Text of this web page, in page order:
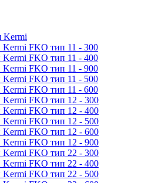
Kermi
Kermi FKO тип 11 - 300
Kermi FKO тип 11 - 400
Kermi FKO тип 11 - 900
Kermi FKO тип 11 - 500
Kermi FKO тип 11 - 600
Kermi FKO тип 12 - 300
Kermi FKO тип 12 - 400
Kermi FKO тип 12 - 500
Kermi FKO тип 12 - 600
Kermi FKO тип 12 - 900
Kermi FKO тип 22 - 300
Kermi FKO тип 22 - 400
Kermi FKO тип 22 - 500